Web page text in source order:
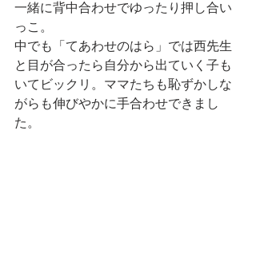
一緒に背中合わせでゆったり押し合い
っこ。
中でも「てあわせのはら」では西先生
と目が合ったら自分から出ていく子も
いてビックリ。ママたちも恥ずかしな
がらも伸びやかに手合わせできまし
た。